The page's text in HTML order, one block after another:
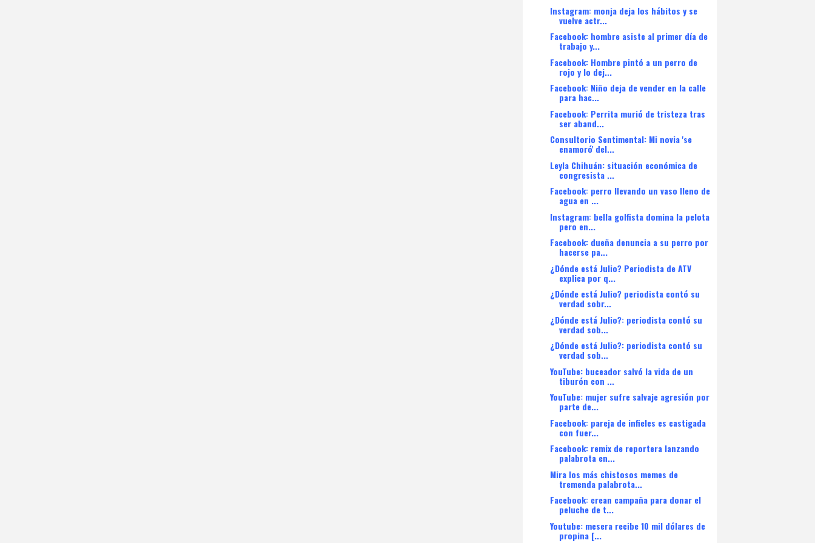
Instagram: monja deja los hábitos y se
vuelve actr...
Facebook: hombre asiste al primer día de
trabajo y...
Facebook: Hombre pintó a un perro de
rojo y lo dej...
Facebook: Niño deja de vender en la calle
para hac...
Facebook: Perrita murió de tristeza tras
ser aband...
Consultorio Sentimental: Mi novia 'se
enamoró' del...
Leyla Chihuán: situación económica de
congresista ...
Facebook: perro llevando un vaso lleno de
agua en ...
Instagram: bella golfista domina la pelota
pero en...
Facebook: dueña denuncia a su perro por
hacerse pa...
¿Dónde está Julio? Periodista de ATV
explica por q...
¿Dónde está Julio? periodista contó su
verdad sobr...
¿Dónde está Julio?: periodista contó su
verdad sob...
¿Dónde está Julio?: periodista contó su
verdad sob...
YouTube: buceador salvó la vida de un
tiburón con ...
YouTube: mujer sufre salvaje agresión por
parte de...
Facebook: pareja de infieles es castigada
con fuer...
Facebook: remix de reportera lanzando
palabrota en...
Mira los más chistosos memes de
tremenda palabrota...
Facebook: crean campaña para donar el
peluche de t...
Youtube: mesera recibe 10 mil dólares de
propina [...